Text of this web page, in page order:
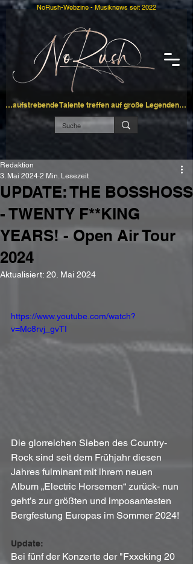
…aufstrebende Talente treffen auf große Legenden…
NoRush-Webzine - Musiknews seit 2022
UPDATE: THE BOSSHOSS
- TWENTY F**KING
YEARS! - Open Air Tour
2024
Redaktion
3. Mai 2024 2 Min. Lesezeit
Aktualisiert: 20. Mai 2024
https://www.youtube.com/watch?
v=Mc8rvj_gvTI
Die glorreichen Sieben des Country-
Rock sind seit dem Frühjahr diesen
Jahres fulminant mit ihrem neuen
Album „Electric Horsemen“ zurück- nun
geht’s zur größten und imposantesten
Bergfestung Europas im Sommer 2024!
Update:
Bei fünf der Konzerte der "Fxxcking 20